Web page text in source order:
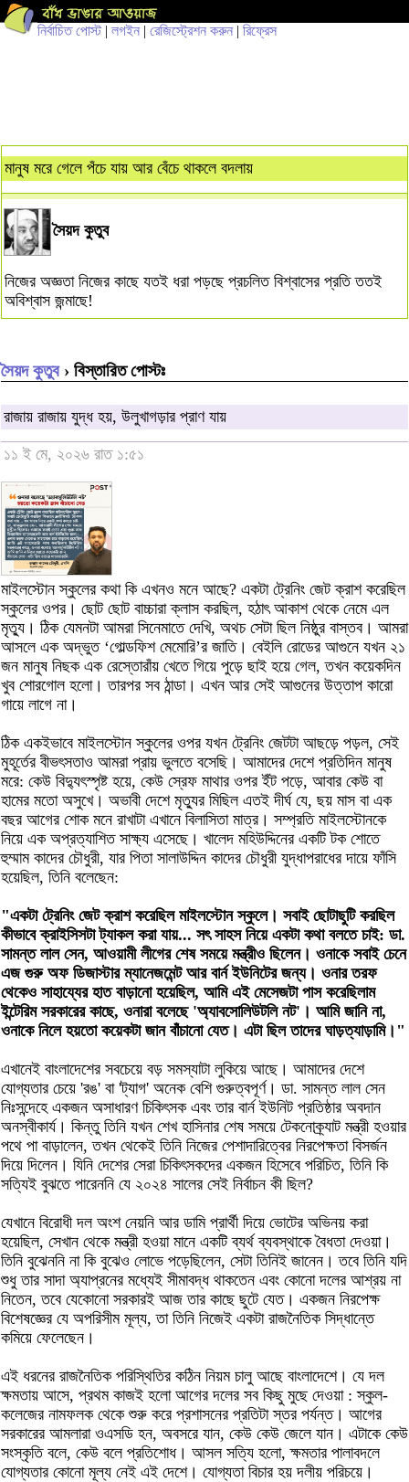
নির্বাচিত পোস্ট| লগইন | রেজিস্ট্রেশন করুন | রিফ্রেস
মানুষ মরে গেলে পঁচে যায় আর বেঁচে থাকলে বদলায়
সৈয়দ কুতুব
নিজের অজ্ঞতা নিজের কাছে যতই ধরা পড়ছে প্রচলিত বিশ্বাসের প্রতি ততই
অবিশ্বাস জন্মাছে!
সৈয়দ কুতুব› বিস্তারিত পোস্টঃ
রাজায় রাজায় যুদ্ধ হয়, উলুখাগড়ার প্রাণ যায়
১১ ই মে, ২০২৬ রাত ১:৫১
মাইলস্টোন স্কুলের কথা কি এখনও মনে আছে? একটা ট্রেনিং জেট ক্রাশ করেছিল
স্কুলের ওপর। ছোট ছোট বাচ্চারা ক্লাস করছিল, হঠাৎ আকাশ থেকে নেমে এল
মৃত্যু। ঠিক যেমনটা আমরা সিনেমাতে দেখি, অথচ সেটা ছিল নিষ্ঠুর বাস্তব। আমরা
আসলে এক অদ্ভুত ‘গোল্ডফিশ মেমোরি’র জাতি। বেইলি রোডের আগুনে যখন ২১
জন মানুষ নিছক এক রেস্তোরাঁয় খেতে গিয়ে পুড়ে ছাই হয়ে গেল, তখন কয়েকদিন
খুব শোরগোল হলো। তারপর সব ঠান্ডা। এখন আর সেই আগুনের উত্তাপ কারো
গায়ে লাগে না।
ঠিক একইভাবে মাইলস্টোন স্কুলের ওপর যখন ট্রেনিং জেটটা আছড়ে পড়ল, সেই
মুহূর্তের বীভৎসতাও আমরা প্রায় ভুলতে বসেছি। আমাদের দেশে প্রতিদিন মানুষ
মরে: কেউ বিদ্যুৎস্পৃষ্ট হয়ে, কেউ স্রেফ মাথার ওপর ইঁট পড়ে, আবার কেউ বা
হামের মতো অসুখে। অভাবী দেশে মৃত্যুর মিছিল এতই দীর্ঘ যে, ছয় মাস বা এক
বছর আগের শোক মনে রাখাটা এখানে বিলাসিতা মাত্র। সম্প্রতি মাইলস্টোনকে
নিয়ে এক অপ্রত্যাশিত সাক্ষ্য এসেছে। খালেদ মহিউদ্দিনের একটি টক শোতে
হুম্মাম কাদের চৌধুরী, যার পিতা সালাউদ্দিন কাদের চৌধুরী যুদ্ধাপরাধের দায়ে ফাঁসি
হয়েছিল, তিনি বলেছেন:
"একটা ট্রেনিং জেট ক্রাশ করেছিল মাইলস্টোন স্কুলে। সবাই ছোটাছুটি করছিল
কীভাবে ক্রাইসিসটা ট্যাকল করা যায়... সৎ সাহস নিয়ে একটা কথা বলতে চাই: ডা.
সামন্ত লাল সেন, আওয়ামী লীগের শেষ সময়ে মন্ত্রীও ছিলেন। ওনাকে সবাই চেনে
এজ গুরু অফ ডিজাস্টার ম্যানেজমেন্ট আর বার্ন ইউনিটের জন্য। ওনার তরফ
থেকেও সাহায্যের হাত বাড়ানো হয়েছিল, আমি এই মেসেজটা পাস করেছিলাম
ইন্টেরিম সরকারের কাছে, ওনারা বলেছে 'অ্যাবসোলিউটলি নট'। আমি জানি না,
ওনাকে নিলে হয়তো কয়েকটা জান বাঁচানো যেত। এটা ছিল তাদের ঘাড়ত্যাড়ামি।"
এখানেই বাংলাদেশের সবচেয়ে বড় সমস্যাটা লুকিয়ে আছে। আমাদের দেশে
যোগ্যতার চেয়ে 'রঙ' বা 'ট্যাগ' অনেক বেশি গুরুত্বপূর্ণ। ডা. সামন্ত লাল সেন
নিঃসন্দেহে একজন অসাধারণ চিকিৎসক এবং তার বার্ন ইউনিট প্রতিষ্ঠার অবদান
অনস্বীকার্য। কিন্তু তিনি যখন শেখ হাসিনার শেষ সময়ে টেকনোক্র্যাট মন্ত্রী হওয়ার
পথে পা বাড়ালেন, তখন থেকেই তিনি নিজের পেশাদারিত্বের নিরপেক্ষতা বিসর্জন
দিয়ে দিলেন। যিনি দেশের সেরা চিকিৎসকদের একজন হিসেবে পরিচিত, তিনি কি
সত্যিই বুঝতে পারেননি যে ২০২৪ সালের সেই নির্বাচন কী ছিল?
যেখানে বিরোধী দল অংশ নেয়নি আর ডামি প্রার্থী দিয়ে ভোটের অভিনয় করা
হয়েছিল, সেখান থেকে মন্ত্রী হওয়া মানে একটি ব্যর্থ ব্যবস্থাকে বৈধতা দেওয়া।
তিনি বুঝেননি না কি বুঝেও লোভে পড়েছিলেন, সেটা তিনিই জানেন। তবে তিনি যদি
শুধু তার সাদা অ্যাপ্রনের মধ্যেই সীমাবদ্ধ থাকতেন এবং কোনো দলের আশ্রয় না
নিতেন, তবে যেকোনো সরকারই আজ তার কাছে ছুটে যেত। একজন নিরপেক্ষ
বিশেষজ্ঞের যে অপরিসীম মূল্য, তা তিনি নিজেই একটা রাজনৈতিক সিদ্ধান্তে
কমিয়ে ফেলেছেন।
এই ধরনের রাজনৈতিক পরিস্থিতির কঠিন নিয়ম চালু আছে বাংলাদেশে। যে দল
ক্ষমতায় আসে, প্রথম কাজই হলো আগের দলের সব কিছু মুছে দেওয়া : স্কুল-
কলেজের নামফলক থেকে শুরু করে প্রশাসনের প্রতিটা স্তর পর্যন্ত। আগের
সরকারের আমলারা ওএসডি হন, অবসরে যান, কেউ কেউ জেলে যান। এটাকে কেউ
সংস্কৃতি বলে, কেউ বলে প্রতিশোধ। আসল সত্যি হলো, ক্ষমতার পালাবদলে
যোগ্যতার কোনো মূল্য নেই এই দেশে। যোগ্যতা বিচার হয় দলীয় পরিচয়ে।